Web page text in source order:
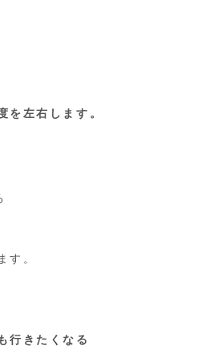
を左右します。
す。
行きたくなる